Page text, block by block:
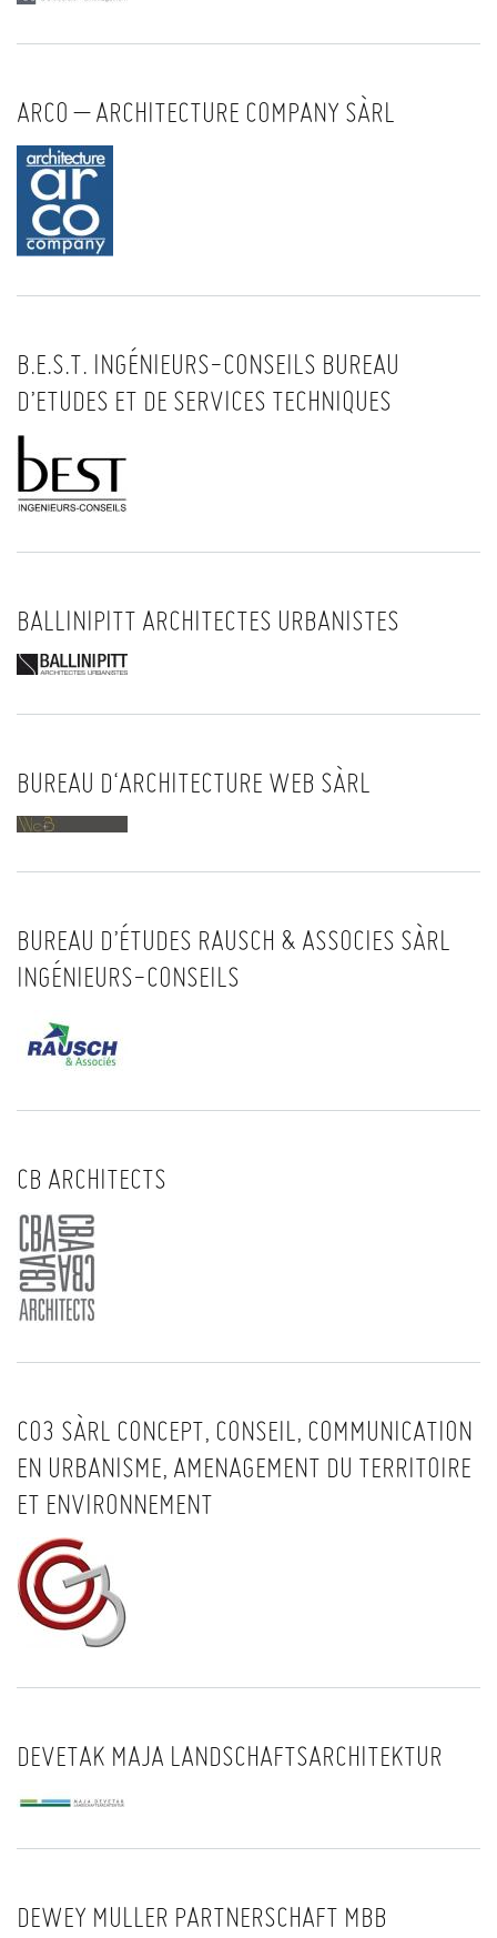
ARCO – ARCHITECTURE COMPANY SÀRL
B.E.S.T. INGÉNIEURS-CONSEILS BUREAU
D’ETUDES ET DE SERVICES TECHNIQUES
BALLINIPITT ARCHITECTES URBANISTES
BUREAU D‘ARCHITECTURE WEB SÀRL
BUREAU D’ÉTUDES RAUSCH & ASSOCIES SÀRL
INGÉNIEURS-CONSEILS
CB ARCHITECTS
CO3 SÀRL CONCEPT, CONSEIL, COMMUNICATION
EN URBANISME, AMENAGEMENT DU TERRITOIRE
ET ENVIRONNEMENT
DEVETAK MAJA LANDSCHAFTSARCHITEKTUR
DEWEY MULLER PARTNERSCHAFT MBB